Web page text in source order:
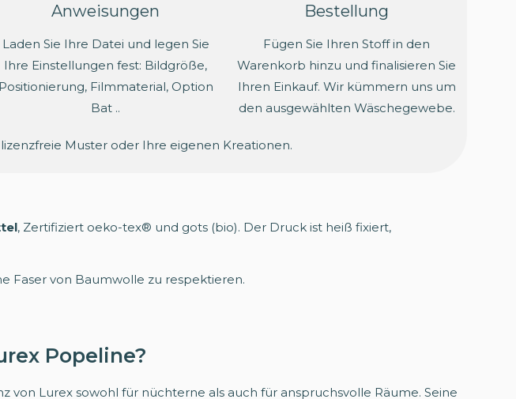
Anweisungen
Laden Sie Ihre Datei und legen Sie
Ihre Einstellungen fest: Bildgröße,
Positionierung, Filmmaterial, Option
Bat ..
Bestellung
Fügen Sie Ihren Stoff in den
Warenkorb hinzu und finalisieren Sie
Ihren Einkauf. Wir kümmern uns um
den ausgewählten Wäschegewebe.
Muster oder Ihre eigenen Kreationen.
, Zertifiziert oeko-tex® und gots (bio). Der Druck ist heiß fixiert,
Faser von Baumwolle zu respektieren.
Popeline?
Lurex sowohl für nüchterne als auch für anspruchsvolle Räume. Seine